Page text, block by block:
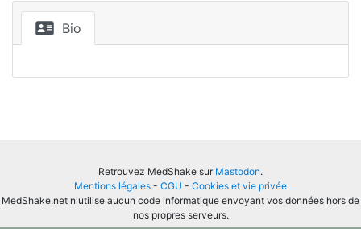
Bio
Retrouvez MedShake sur Mastodon.
Mentions légales - CGU - Cookies et vie privée
MedShake.net n'utilise aucun code informatique envoyant vos données hors de
nos propres serveurs.